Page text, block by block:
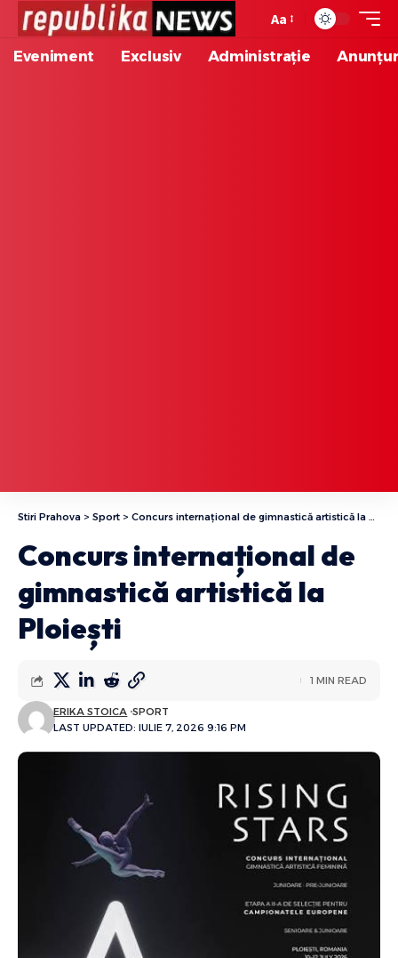
Aa
Eveniment Exclusiv Administrație
Stiri Prahova > Sport > Concurs internațional de gimnastică artistică la Ploiești
Concurs internațional de
gimnastică artistică la
Ploiești
LAST UPDATED: IULIE 7, 2026 9:16 PM
ERIKA STOICA SPORT
1 MIN READ